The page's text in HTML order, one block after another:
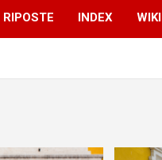
RIPOSTE INDEX WIKI